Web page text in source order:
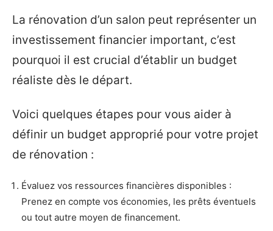
La rénovation d’un salon peut représenter un
investissement financier important, c’est
pourquoi il est crucial d’établir un budget
réaliste dès le départ.
Voici quelques étapes pour vous aider à
définir un budget approprié pour votre projet
de rénovation :
Évaluez vos ressources financières disponibles :
Prenez en compte vos économies, les prêts éventuels
ou tout autre moyen de financement.